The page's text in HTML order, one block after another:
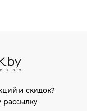
и скидок?